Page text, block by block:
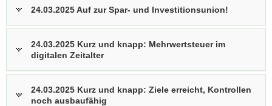
24.03.2025 Auf zur Spar- und Investitionsunion!
24.03.2025 Kurz und knapp: Mehrwertsteuer im
digitalen Zeitalter
24.03.2025 Kurz und knapp: Ziele erreicht, Kontrollen
noch ausbaufähig